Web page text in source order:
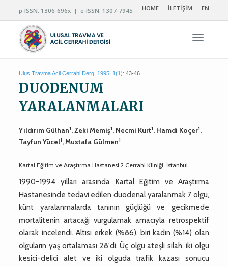
p-ISSN: 1306-696x | e-ISSN: 1307-7945 HOME İLETİŞİM EN
Ulus Travma Acil Cerrahi Derg. 1995; 1(1): 43-46
DUODENUM
YARALANMALARI
Yıldırım Gülhan1, Zeki Memiş1, Necmi Kurt1, Hamdi Koçer1,
Tayfun Yücel1, Mustafa Gülmen1
Kartal Eğitim ve Araştırma Hastanesi 2.Cerrahi Kliniği, İstanbul
1990-1994 yılları arasında Kartal Eğitim ve Araştırma
Hastanesinde tedavi edilen duodenal yaralanmak 7 olgu,
künt yaralanmalarda tanının güçlüğü ve gecikmede
mortalitenin artacağı vurgulamak amacıyla retrospektif
olarak incelendi. Altısı erkek (%86), biri kadın (%14) olan
olguların yaş ortalaması 28'di. Üç olgu ateşli silah, iki olgu
kesici-delici alet ve iki olguda trafik kazası sonucu